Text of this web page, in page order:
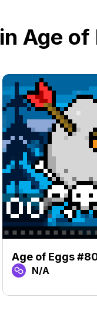
Age of
Age of Eggs
N/A